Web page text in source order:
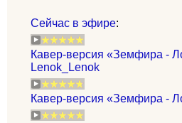
Сейчас в эфире:
Кавер-версия «Земфира -
Lenok_Lenok
Кавер-версия «Земфира -